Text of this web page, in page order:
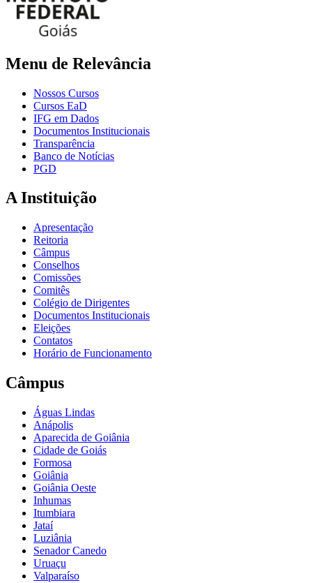
Menu de Relevância
Nossos Cursos
Cursos EaD
IFG em Dados
Documentos Institucionais
Transparência
Banco de Notícias
PGD
A Instituição
Apresentação
Reitoria
Câmpus
Conselhos
Comissões
Comitês
Colégio de Dirigentes
Documentos Institucionais
Eleições
Contatos
Horário de Funcionamento
Câmpus
Águas Lindas
Anápolis
Aparecida de Goiânia
Cidade de Goiás
Formosa
Goiânia
Goiânia Oeste
Inhumas
Itumbiara
Jataí
Luziânia
Senador Canedo
Uruaçu
Valparaíso